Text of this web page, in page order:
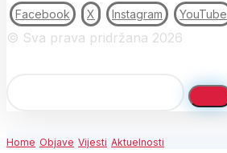
Facebook X Instagram YouTube
© Sva prava pridržana 2026
Home Objave Vijesti Aktuelnosti